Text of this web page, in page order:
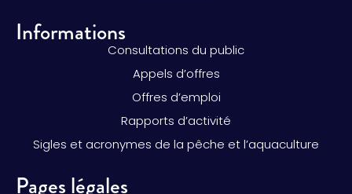
Informations
Consultations du public
Appels d’offres
Offres d’emploi
Rapports d’activité
Sigles et acronymes de la pêche et l’aquaculture
Pages légales